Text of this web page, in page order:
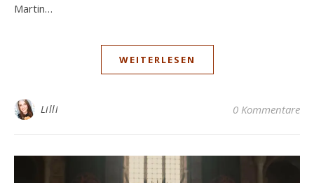
Martin…
WEITERLESEN
Lilli 0 Kommentare